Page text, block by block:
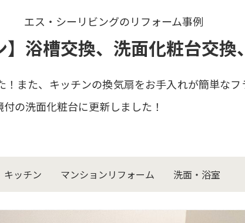
エス・シーリビングのリフォーム事例
】浴槽交換、洗面化粧台交
！また、キッチンの換気扇をお手入れが簡単な
の洗面化粧台に更新しました！
キッチン マンションリフォーム 洗面・浴室